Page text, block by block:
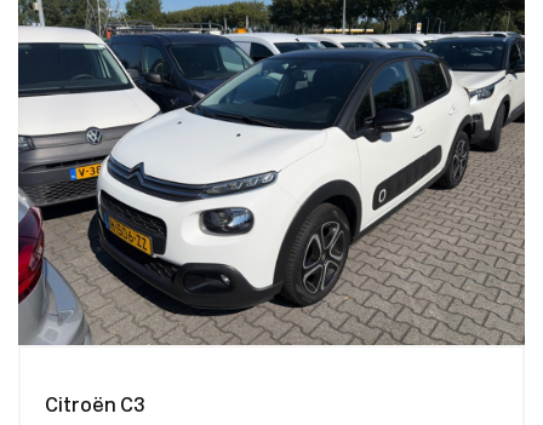
Citroën C3